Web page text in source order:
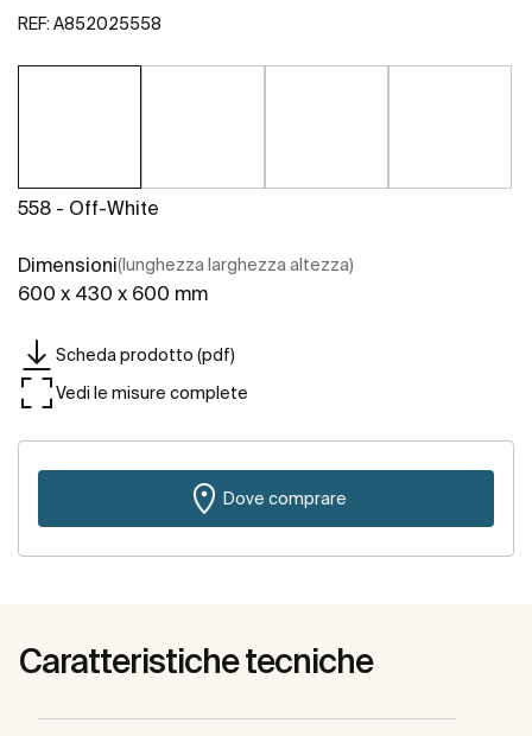
REF: A852025558
558 - Off-White
Dimensioni(lunghezza larghezza altezza)
600 x 430 x 600 mm
Scheda prodotto (pdf)
Vedi le misure complete
Dove comprare
Caratteristiche tecniche